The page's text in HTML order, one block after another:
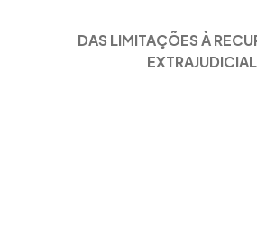
DAS LIMITAÇÕES À
EXTRAJUDICIAL